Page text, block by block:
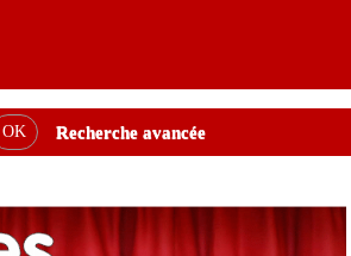
Recherche avancée